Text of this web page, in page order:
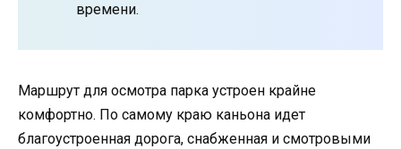
времени.
Маршрут для осмотра парка устроен крайне
комфортно. По самому краю каньона идет
благоустроенная дорога, снабженная и смотровыми